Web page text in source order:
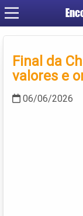
Final da
valores e
06/06/2026